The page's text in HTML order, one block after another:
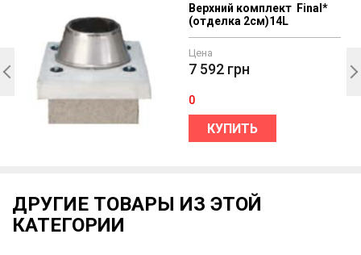
Верхний комплект Final*
(отделка 2см)14L
Цена
7 592 грн
0
КУПИТЬ
ДРУГИЕ ТОВАРЫ ИЗ ЭТОЙ
КАТЕГОРИИ